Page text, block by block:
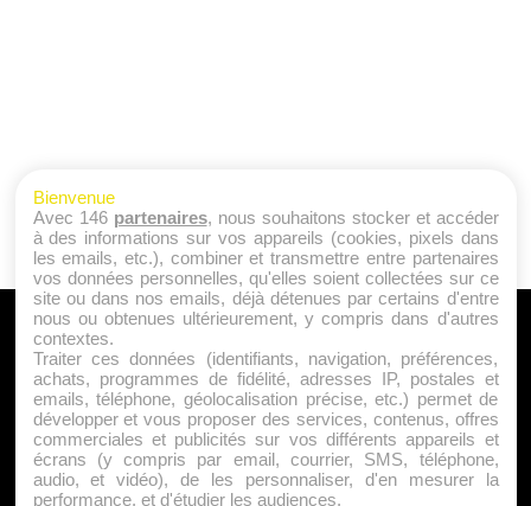
A PROPOS
Qui sommes nous ?
Mentions Légales
Publicité
Politique de Cookies
Contact
Bienvenue
Avec 146 partenaires, nous souhaitons stocker et accéder
à des informations sur vos appareils (cookies, pixels dans
les emails, etc.), combiner et transmettre entre partenaires
vos données personnelles, qu'elles soient collectées sur ce
site ou dans nos emails, déjà détenues par certains d'entre
nous ou obtenues ultérieurement, y compris dans d'autres
contextes.
Traiter ces données (identifiants, navigation, préférences,
achats, programmes de fidélité, adresses IP, postales et
emails, téléphone, géolocalisation précise, etc.) permet de
développer et vous proposer des services, contenus, offres
commerciales et publicités sur vos différents appareils et
écrans (y compris par email, courrier, SMS, téléphone,
audio, et vidéo), de les personnaliser, d'en mesurer la
performance, et d'étudier les audiences.